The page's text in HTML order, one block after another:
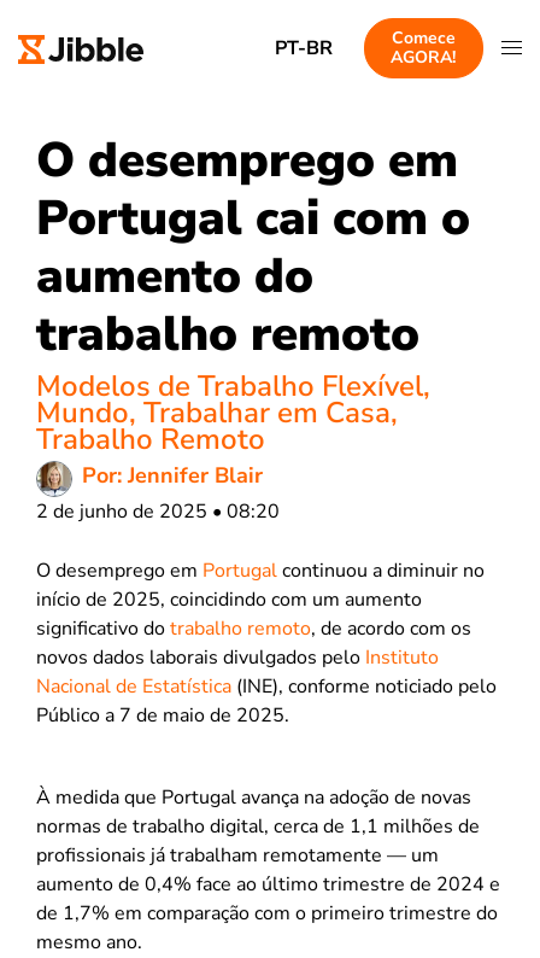
PT-BR
Comece
AGORA!
O desemprego em
Portugal cai com o
aumento do
trabalho remoto
Modelos de Trabalho Flexível,
Mundo, Trabalhar em Casa,
Trabalho Remoto
Por: Jennifer Blair
2 de junho de 2025 • 08:20
O desemprego em Portugalcontinuou a diminuir no
início de 2025, coincidindo com um aumento
significativo dotrabalho remoto, de acordo com os
novos dados laborais divulgados pelo Instituto
Nacional de Estatística (INE), conforme noticiado pelo
Público a 7 de maio de 2025.
À medida que Portugal avança na adoção de novas
normas de trabalho digital, cerca de 1,1 milhões de
profissionais já trabalham remotamente — um
aumento de 0,4% face ao último trimestre de 2024 e
de 1,7% em comparação com o primeiro trimestre do
mesmo ano.